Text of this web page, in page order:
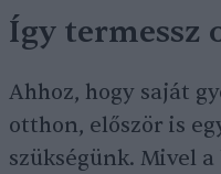
Így termessz
Ahhoz, hogy saját
otthon, először is
szükségünk. Mivel